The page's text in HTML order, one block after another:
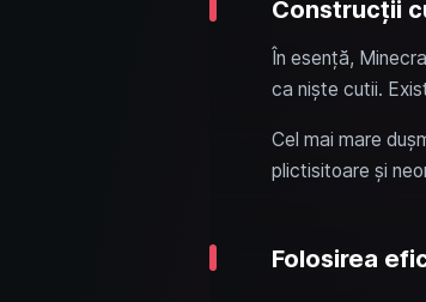
Construcții
În esență,
ca niște cutii.
Cel mai mare
plictisitoare și
Folosirea